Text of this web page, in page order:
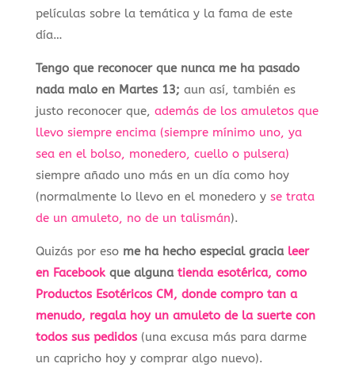
películas sobre la temática y la fama de este
día…
Tengo que reconocer que nunca me ha pasado
nada malo en Martes 13; aun así, también es
justo reconocer que, además de los amuletos que
llevo siempre encima (siempre mínimo uno, ya
sea en el bolso, monedero, cuello o pulsera)
siempre añado uno más en un día como hoy
(normalmente lo llevo en el monedero y se trata
de un amuleto, no de un talismán).
Quizás por eso me ha hecho especial gracia leer
en Facebookque alguna tienda esotérica, como
Productos Esotéricos CM, donde compro tan a
menudo, regala hoy un amuleto de la suerte con
todos sus pedidos(una excusa más para darme
un capricho hoy y comprar algo nuevo).